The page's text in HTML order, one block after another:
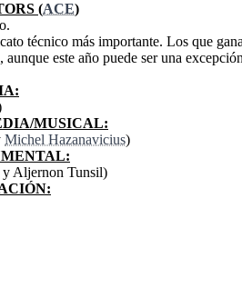
(ACE)
técnico más importante. Los que
este año puede ser una
MUSICAL:
Michel Hazanavicius)
Aljernon Tunsil)